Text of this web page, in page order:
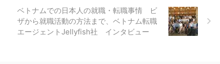
ベトナムでの日本人の就職・転職事情 ビ
ザから就職活動の方法まで、ベトナム転職
エージェントJellyfish社 インタビュー